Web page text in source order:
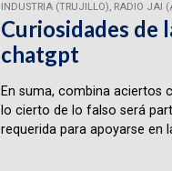
INDUSTRIA (TRUJILLO), RADIO JAI
Curiosidades de
chatgpt
En suma, combina aciertos
lo cierto de lo falso será
requerida para apoyarse en